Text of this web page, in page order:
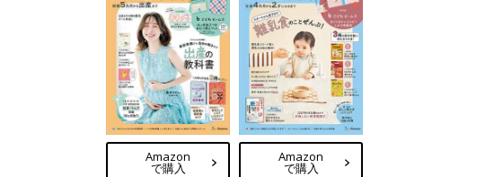
Amazon
で購入
Amazon
で購入